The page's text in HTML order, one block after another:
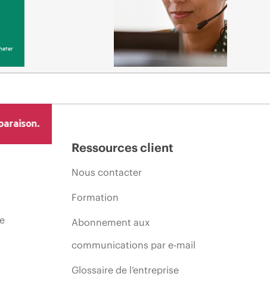
Ressources client
Nous contacter
Formation
Abonnement aux
communications par e-mail
Glossaire de l’entreprise